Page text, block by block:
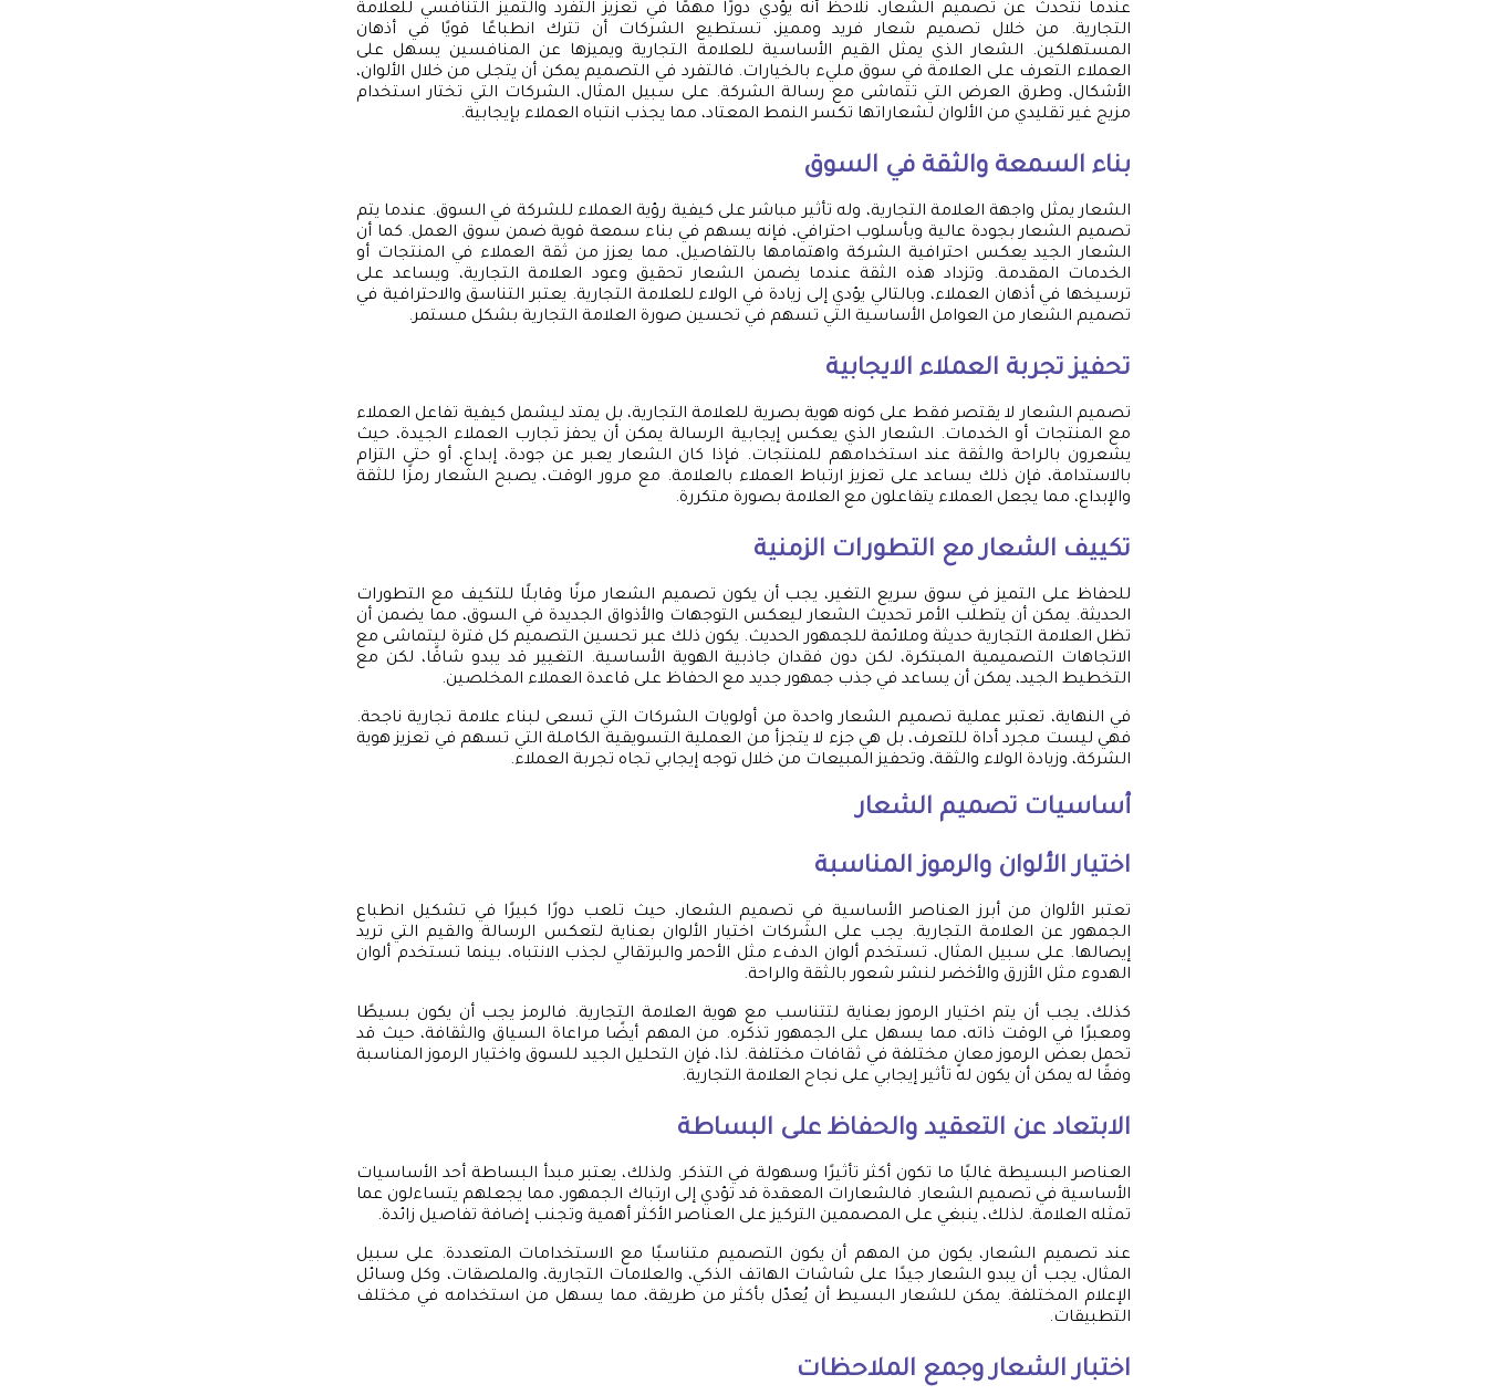
عندما نتحدث عن تصميم الشعار، نلاحظ أنه يؤدي دورًا مهمًا في تعزيز التفرد والتميز التنافسي للعلامة
التجارية. من خلال تصميم شعار فريد ومميز، تستطيع الشركات أن تترك انطباعًا قويًا في أذهان
المستهلكين. الشعار الذي يمثل القيم الأساسية للعلامة التجارية ويميزها عن المنافسين يسهل على
العملاء التعرف على العلامة في سوق مليء بالخيارات. فالتفرد في التصميم يمكن أن يتجلى من خلال الألوان،
الأشكال، وطرق العرض التي تتماشى مع رسالة الشركة. على سبيل المثال، الشركات التي تختار استخدام
مزيج غير تقليدي من الألوان لشعاراتها تكسر النمط المعتاد، مما يجذب انتباه العملاء بإيجابية.
بناء السمعة والثقة في السوق
الشعار يمثل واجهة العلامة التجارية، وله تأثير مباشر على كيفية رؤية العملاء للشركة في السوق. عندما يتم
تصميم الشعار بجودة عالية وبأسلوب احترافي، فإنه يسهم في بناء سمعة قوية ضمن سوق العمل. كما أن
الشعار الجيد يعكس احترافية الشركة واهتمامها بالتفاصيل، مما يعزز من ثقة العملاء في المنتجات أو
الخدمات المقدمة. وتزداد هذه الثقة عندما يضمن الشعار تحقيق وعود العلامة التجارية، ويساعد على
ترسيخها في أذهان العملاء، وبالتالي يؤدي إلى زيادة في الولاء للعلامة التجارية. يعتبر التناسق والاحترافية في
تصميم الشعار من العوامل الأساسية التي تسهم في تحسين صورة العلامة التجارية بشكل مستمر.
تحفيز تجربة العملاء الايجابية
تصميم الشعار لا يقتصر فقط على كونه هوية بصرية للعلامة التجارية، بل يمتد ليشمل كيفية تفاعل العملاء
مع المنتجات أو الخدمات. الشعار الذي يعكس إيجابية الرسالة يمكن أن يحفز تجارب العملاء الجيدة، حيث
يشعرون بالراحة والثقة عند استخدامهم للمنتجات. فإذا كان الشعار يعبر عن جودة، إبداع، أو حتى التزام
بالاستدامة، فإن ذلك يساعد على تعزيز ارتباط العملاء بالعلامة. مع مرور الوقت، يصبح الشعار رمزًا للثقة
والإبداع، مما يجعل العملاء يتفاعلون مع العلامة بصورة متكررة.
تكييف الشعار مع التطورات الزمنية
للحفاظ على التميز في سوق سريع التغير، يجب أن يكون تصميم الشعار مرنًا وقابلًا للتكيف مع التطورات
الحديثة. يمكن أن يتطلب الأمر تحديث الشعار ليعكس التوجهات والأذواق الجديدة في السوق، مما يضمن أن
تظل العلامة التجارية حديثة وملائمة للجمهور الحديث. يكون ذلك عبر تحسين التصميم كل فترة ليتماشى مع
الاتجاهات التصميمية المبتكرة، لكن دون فقدان جاذبية الهوية الأساسية. التغيير قد يبدو شاقًا، لكن مع
التخطيط الجيد، يمكن أن يساعد في جذب جمهور جديد مع الحفاظ على قاعدة العملاء المخلصين.
في النهاية، تعتبر عملية تصميم الشعار واحدة من أولويات الشركات التي تسعى لبناء علامة تجارية ناجحة.
فهي ليست مجرد أداة للتعرف، بل هي جزء لا يتجزأ من العملية التسويقية الكاملة التي تسهم في تعزيز هوية
الشركة، وزيادة الولاء والثقة، وتحفيز المبيعات من خلال توجه إيجابي تجاه تجربة العملاء.
أساسيات تصميم الشعار
اختيار الألوان والرموز المناسبة
تعتبر الألوان من أبرز العناصر الأساسية في تصميم الشعار، حيث تلعب دورًا كبيرًا في تشكيل انطباع
الجمهور عن العلامة التجارية. يجب على الشركات اختيار الألوان بعناية لتعكس الرسالة والقيم التي تريد
إيصالها. على سبيل المثال، تستخدم ألوان الدفء مثل الأحمر والبرتقالي لجذب الانتباه، بينما تستخدم ألوان
الهدوء مثل الأزرق والأخضر لنشر شعور بالثقة والراحة.
كذلك، يجب أن يتم اختيار الرموز بعناية لتتناسب مع هوية العلامة التجارية. فالرمز يجب أن يكون بسيطًا
ومعبرًا في الوقت ذاته، مما يسهل على الجمهور تذكره. من المهم أيضًا مراعاة السياق والثقافة، حيث قد
تحمل بعض الرموز معانٍ مختلفة في ثقافات مختلفة. لذا، فإن التحليل الجيد للسوق واختيار الرموز المناسبة
وفقًا له يمكن أن يكون له تأثير إيجابي على نجاح العلامة التجارية.
الابتعاد عن التعقيد والحفاظ على البساطة
العناصر البسيطة غالبًا ما تكون أكثر تأثيرًا وسهولة في التذكر. ولذلك، يعتبر مبدأ البساطة أحد الأساسيات
الأساسية في تصميم الشعار. فالشعارات المعقدة قد تؤدي إلى ارتباك الجمهور، مما يجعلهم يتساءلون عما
تمثله العلامة. لذلك، ينبغي على المصممين التركيز على العناصر الأكثر أهمية وتجنب إضافة تفاصيل زائدة.
عند تصميم الشعار، يكون من المهم أن يكون التصميم متناسبًا مع الاستخدامات المتعددة. على سبيل
المثال، يجب أن يبدو الشعار جيدًا على شاشات الهاتف الذكي، والعلامات التجارية، والملصقات، وكل وسائل
الإعلام المختلفة. يمكن للشعار البسيط أن يُعدّل بأكثر من طريقة، مما يسهل من استخدامه في مختلف
التطبيقات.
اختبار الشعار وجمع الملاحظات